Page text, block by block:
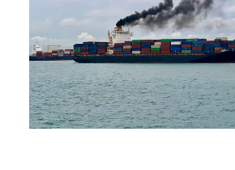
Presse og pressemeddelelser
Kontakt
Dansk
English